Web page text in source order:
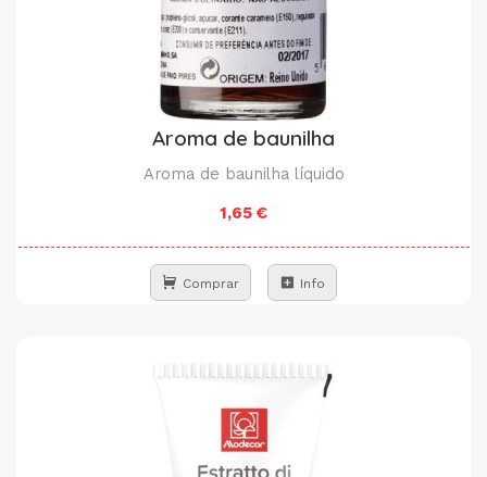
Aroma de baunilha
Aroma de baunilha líquido
1,65 €
Comprar Info